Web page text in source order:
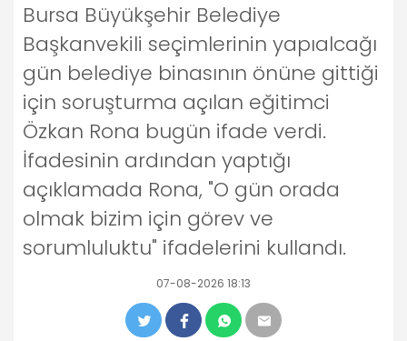
Bursa Büyükşehir Belediye
Başkanvekili seçimlerinin yapıalcağı
gün belediye binasının önüne gittiği
için soruşturma açılan eğitimci
Özkan Rona bugün ifade verdi.
İfadesinin ardından yaptığı
açıklamada Rona, "O gün orada
olmak bizim için görev ve
sorumluluktu" ifadelerini kullandı.
07-08-2026 18:13